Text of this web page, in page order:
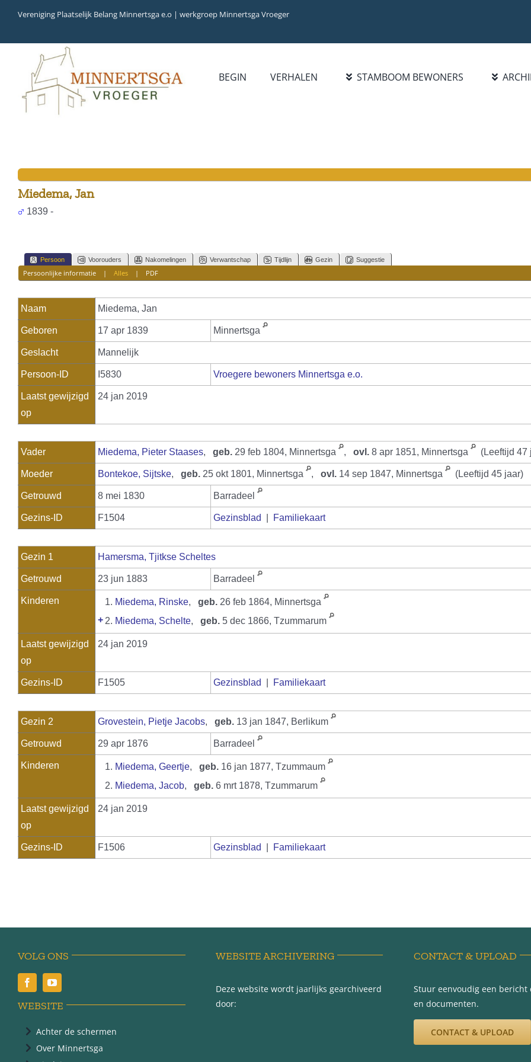
inhoud
Vereniging Plaatselijk Belang Minnertsga e.o | werkgroep Minnertsga Vroeger
BEGIN VERHALEN STAMBOOM BEWONERS
Miedema, Jan
1839 -
Persoon Voorouders Nakomelingen Verwantschap Tijdlijn Gezin Suggestie
Persoonlijke informatie| Alles| PDF
Naam Miedema, Jan
Geboren 17 apr 1839 Minnertsga
Geslacht Mannelijk
Persoon-ID I5830 Vroegere bewoners Minnertsga e.o.
Laatst gewijzigd
op
24 jan 2019
Vader Miedema, Pieter Staases, geb. 29 feb 1804, Minnertsga , ovl. 8 apr 1851, Minnertsga (Leeftijd 47
Moeder Bontekoe, Sijtske, geb. 25 okt 1801, Minnertsga , ovl. 14 sep 1847, Minnertsga (Leeftijd 45 jaar)
Getrouwd 8 mei 1830 Barradeel
Gezins-ID F1504 Gezinsblad Familiekaart
Gezin 1 Hamersma, Tjitkse Scheltes
Getrouwd 23 jun 1883 Barradeel
Kinderen 1. Miedema, Rinske, geb. 26 feb 1864, Minnertsga
+ 2. Miedema, Schelte, geb. 5 dec 1866, Tzummarum
Laatst gewijzigd
op
24 jan 2019
Gezins-ID F1505 Gezinsblad Familiekaart
Gezin 2 Grovestein, Pietje Jacobs, geb. 13 jan 1847, Berlikum
Getrouwd 29 apr 1876 Barradeel
Kinderen 1. Miedema, Geertje, geb. 16 jan 1877, Tzummaum
2. Miedema, Jacob, geb. 6 mrt 1878, Tzummarum
Laatst gewijzigd
op
24 jan 2019
Gezins-ID F1506 Gezinsblad Familiekaart
VOLG ONS
WEBSITE
Achter de schermen
Over Minnertsga
WEBSITE ARCHIVERING
Deze website wordt jaarlijks gearchiveerd
door:
CONTACT & UPLOAD
Stuur eenvoudig een bericht
en documenten.
CONTACT & UPLOAD